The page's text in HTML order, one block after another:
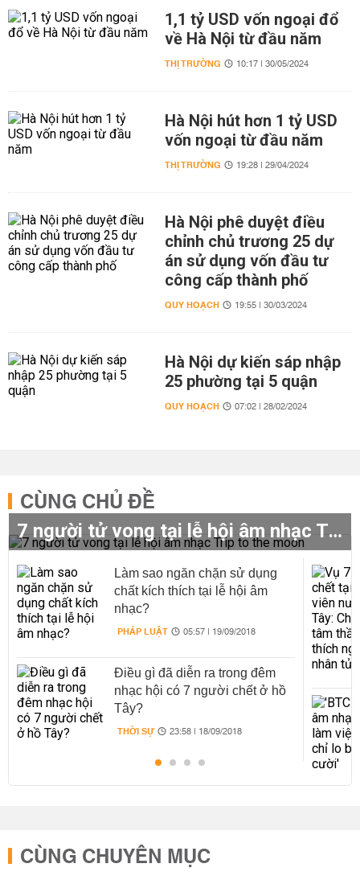
1,1 tỷ USD vốn ngoại đổ
về Hà Nội từ đầu năm
THỊ TRƯỜNG 10:17 | 30/05/2024
Hà Nội hút hơn 1 tỷ USD
vốn ngoại từ đầu năm
THỊ TRƯỜNG 19:28 | 29/04/2024
Hà Nội phê duyệt điều
chỉnh chủ trương 25 dự
án sử dụng vốn đầu tư
công cấp thành phố
QUY HOẠCH 19:55 | 30/03/2024
Hà Nội dự kiến sáp nhập
25 phường tại 5 quận
QUY HOẠCH 07:02 | 28/02/2024
CÙNG CHỦ ĐỀ
7 người tử vong tại lễ hội âm nhạc Trip to the moon
Làm sao ngăn chặn sử dụng
chất kích thích tại lễ hội âm
nhạc?
PHÁP LUẬT 05:57 | 19/09/2018
Điều gì đã diễn ra trong đêm
nhạc hội có 7 người chết ở hồ
Tây?
THỜI SỰ 23:58 | 18/09/2018
CÙNG CHUYÊN MỤC